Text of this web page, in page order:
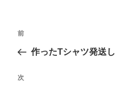
投
ナ
ビ
前
の
稿
前
作ったTシャツ発送し
次
次